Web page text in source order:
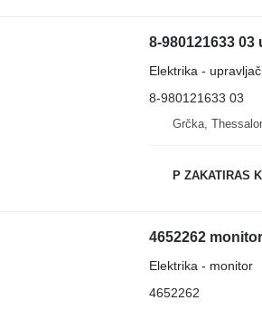
8-980121633
Elektrika -
8-980121633 03
Grčka,
P ZAKATIRAS
4652262
Elektrika - monitor
4652262